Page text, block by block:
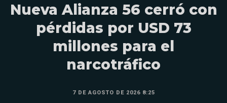
Nueva Alianza 56 cerró con
pérdidas por USD 73
millones para el
narcotráfico
7 DE AGOSTO DE 2026 8:25